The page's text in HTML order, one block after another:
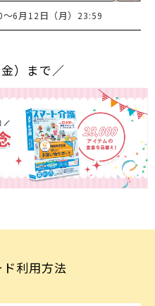
～6月 12 日（月） 23:59
）まで／
利用方法